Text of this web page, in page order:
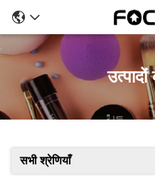
सभी श्रेणियाँ